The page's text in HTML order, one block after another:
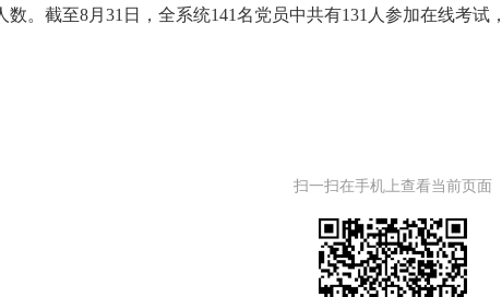
。截至8月31日，全系统141名党员中共有131人参加在线考试
扫一扫在手机上查看当前页面